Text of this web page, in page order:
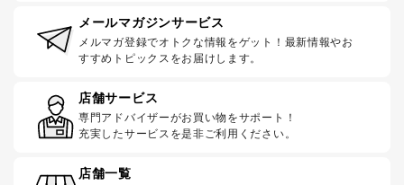
メールマガジンサービス
メルマガ登録でオトクな情報をゲット！最新情報やお
すすめトピックスをお届けします。
店舗サービス
専門アドバイザーがお買い物をサポート！
充実したサービスを是非ご利用ください。
店舗一覧